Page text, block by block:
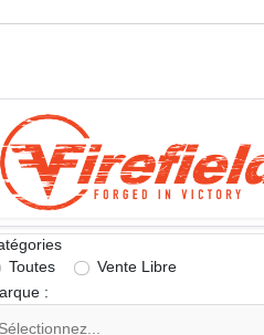
Toutes
Vente Libre
: